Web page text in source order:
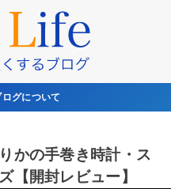
グについて
かの手巻き時計・ス
【開封レビュー】